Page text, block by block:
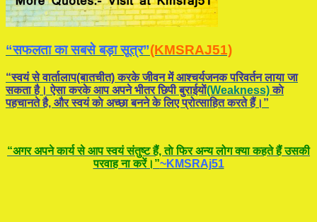
“सफलता का सबसे बड़ा सूत्र”(KMSRAJ51)
“स्वयं से वार्तालाप(बातचीत) करके जीवन में आश्चर्यजनक परिवर्तन लाया जा
सकता है। ऐसा करके आप अपने भीतर छिपी बुराईयाें(Weakness)काे
पहचानते है, और स्वयं काे अच्छा बनने के लिए प्रोत्साहित करते हैं।”
“अगर अपने कार्य से आप स्वयं संतुष्ट हैं, ताे फिर अन्य लोग क्या कहते हैं उसकी
परवाह ना करें।”~KMSRAj51